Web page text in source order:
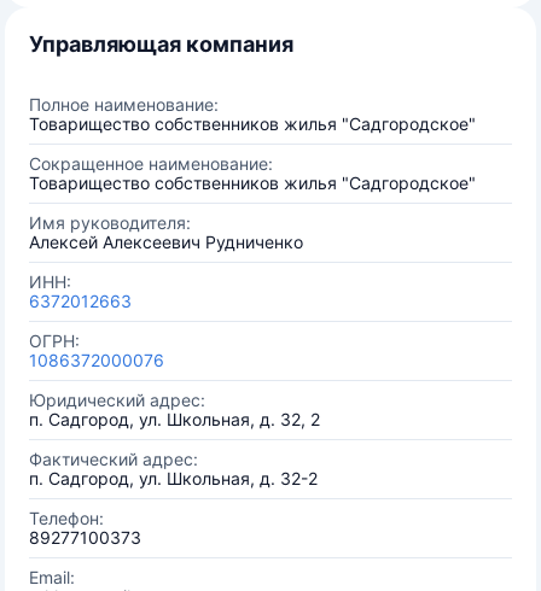
Управляющая компания
Полное наименование:
Товарищество собственников жилья "Садгородское"
Сокращенное наименование:
Товарищество собственников жилья "Садгородское"
Имя руководителя:
Алексей Алексеевич Рудниченко
ИНН:
6372012663
ОГРН:
1086372000076
Юридический адрес:
п. Садгород, ул. Школьная, д. 32, 2
Фактический адрес:
п. Садгород, ул. Школьная, д. 32-2
Телефон:
89277100373
Email: